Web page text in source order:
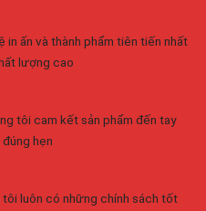
in ấn và thành phẩm tiên tiến nhất
lượng cao
tôi cam kết sản phẩm đến tay
hẹn
tôi luôn có những chính sách tốt